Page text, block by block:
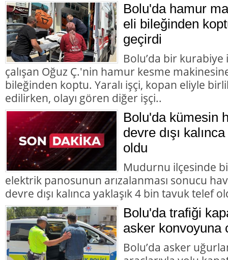
Bolu'da hamur
eli bileğinden
geçirdi
Bolu’da bir
çalışan Oğuz Ç.'nin hamur kesme
bileğinden koptu. Yaralı işçi, kopan eliyle
edilirken, olayı gören diğer işçi..
Bolu'da kümesin
devre dışı
oldu
Mudurnu ilçesinde
elektrik panosunun arızalanması sonucu
devre dışı kalınca yaklaşık 4 bin tavuk telef
Bolu'da trafiği
asker konvoyuna
Bolu’da asker